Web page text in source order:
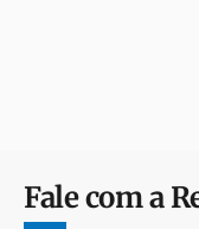
Fale com a